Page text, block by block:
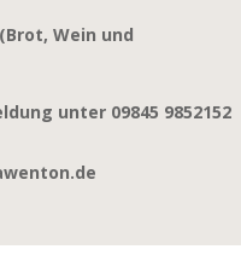
Wein und
unter 09845 9852152